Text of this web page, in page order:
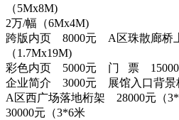
（5Mx8M)
2万/幅（6Mx4M)
跨版内页 8000元 A区珠散廊桥
（1.7Mx19M)
彩色内页 5000元 门 票 15000
企业简介 3000元 展馆入口背景
A区西广场落地桁架 28000元（
30000元（3*6米